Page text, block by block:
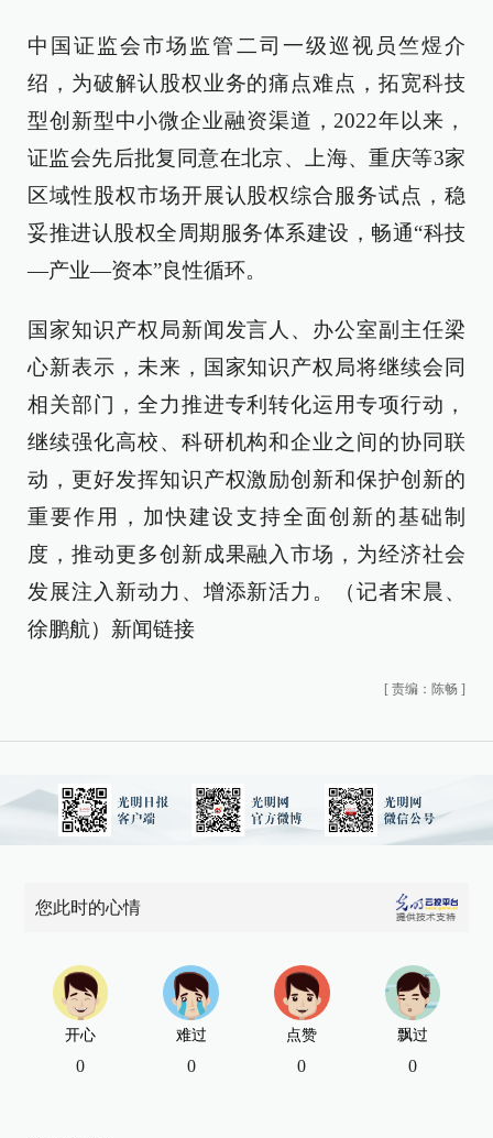
中国证监会市场监管二司一级巡视员竺煜介
绍，为破解认股权业务的痛点难点，拓宽科技
型创新型中小微企业融资渠道，2022年以来，
证监会先后批复同意在北京、上海、重庆等3家
区域性股权市场开展认股权综合服务试点，稳
妥推进认股权全周期服务体系建设，畅通“科技
—产业—资本”良性循环。
国家知识产权局新闻发言人、办公室副主任梁
心新表示，未来，国家知识产权局将继续会同
相关部门，全力推进专利转化运用专项行动，
继续强化高校、科研机构和企业之间的协同联
动，更好发挥知识产权激励创新和保护创新的
重要作用，加快建设支持全面创新的基础制
度，推动更多创新成果融入市场，为经济社会
发展注入新动力、增添新活力。（记者宋晨、
徐鹏航）新闻链接
[ 责编：陈畅 ]
您此时的心情
开心
0
难过
0
点赞
0
飘过
0